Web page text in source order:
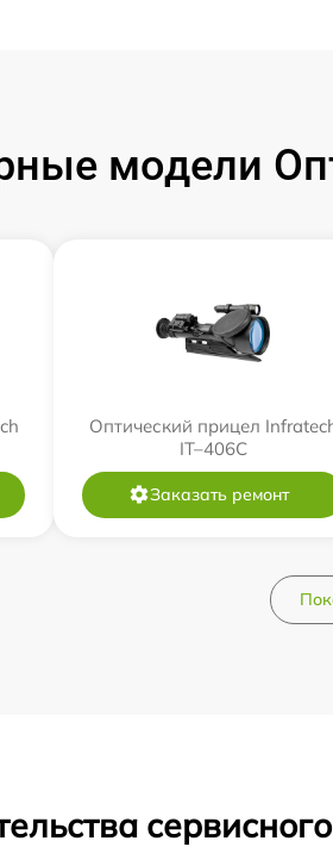
модели
Оптический прицел
IT–406С
Заказать ремонт